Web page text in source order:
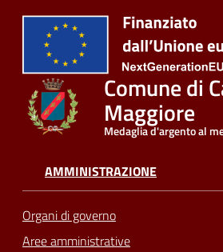
Comune di
Maggiore
Medaglia d'argento al
AMMINISTRAZIONE
Organi di governo
Aree amministrative